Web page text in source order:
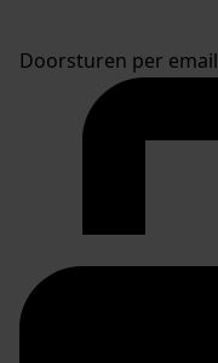
Doorsturen per email